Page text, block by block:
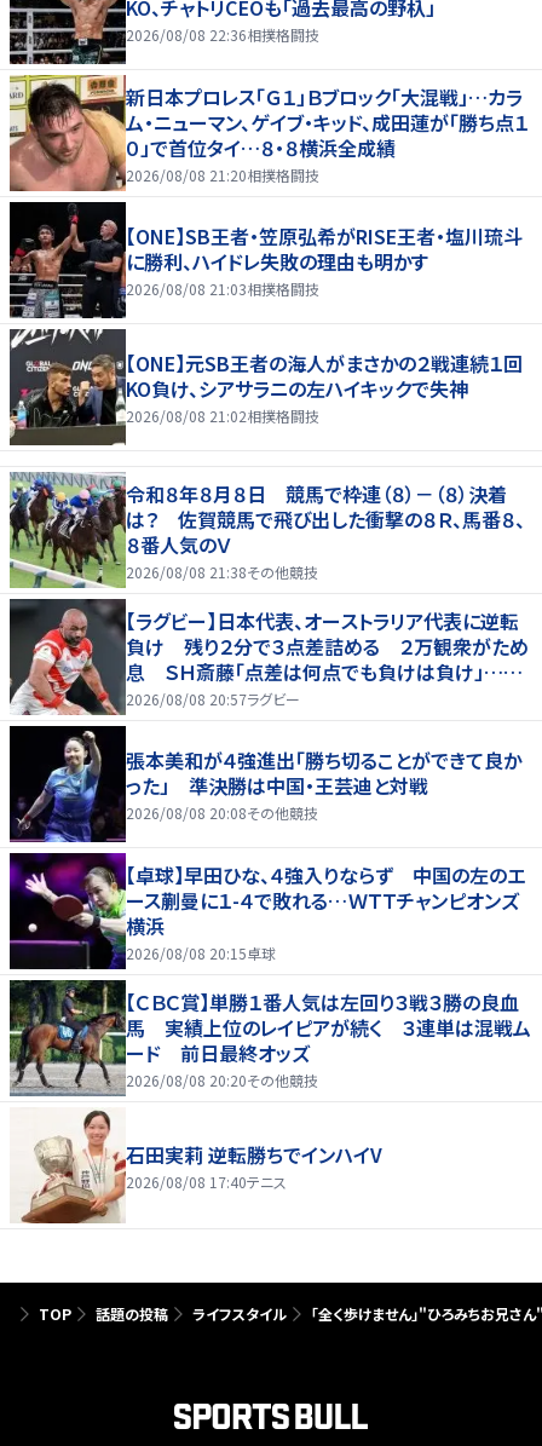
KO、チャトリCEOも「過去最高の野杁」
2026/08/08 22:36相撲格闘技
新日本プロレス「Ｇ１」Ｂブロック「大混戦」…カラ
ム・ニューマン、ゲイブ・キッド、成田蓮が「勝ち点１
０」で首位タイ…８・８横浜全成績
2026/08/08 21:20相撲格闘技
【ONE】SB王者・笠原弘希がRISE王者・塩川琉斗
に勝利、ハイドレ失敗の理由も明かす
2026/08/08 21:03相撲格闘技
【ONE】元SB王者の海人がまさかの２戦連続１回
KO負け、シアサラニの左ハイキックで失神
2026/08/08 21:02相撲格闘技
令和８年８月８日 競馬で枠連（８）－（８）決着
は？ 佐賀競馬で飛び出した衝撃の８Ｒ、馬番８、
８番人気のＶ
2026/08/08 21:38その他競技
【ラグビー】日本代表、オーストラリア代表に逆転
負け 残り２分で３点差詰める ２万観衆がため
息 ＳＨ斎藤「点差は何点でも負けは負け」…前
半にＳＯ伊藤龍が先制トライ、３２ー３５で惜敗
2026/08/08 20:57ラグビー
張本美和が４強進出「勝ち切ることができて良か
った」 準決勝は中国・王芸迪と対戦
2026/08/08 20:08その他競技
【卓球】早田ひな、４強入りならず 中国の左のエ
ース蒯曼に１-４で敗れる…ＷＴＴチャンピオンズ
横浜
2026/08/08 20:15卓球
【ＣＢＣ賞】単勝１番人気は左回り３戦３勝の良血
馬 実績上位のレイピアが続く ３連単は混戦ム
ード 前日最終オッズ
2026/08/08 20:20その他競技
石田実莉 逆転勝ちでインハイV
2026/08/08 17:40テニス
TOP 話題の投稿 ライフスタイル 「全く歩けません」"ひろみちお兄